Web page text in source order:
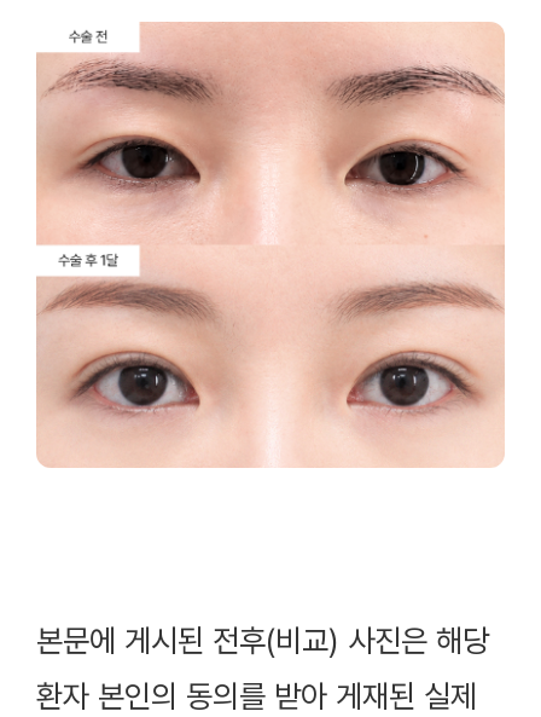
본문에 게시된 전후(비교) 사진은 해당
환자 본인의 동의를 받아 게재된 실제